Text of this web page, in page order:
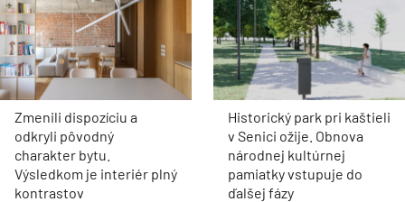
Zmenili dispozíciu a
odkryli pôvodný
charakter bytu.
Výsledkom je interiér plný
kontrastov
Historický park pri kaštieli
v Senici ožije. Obnova
národnej kultúrnej
pamiatky vstupuje do
ďalšej fázy